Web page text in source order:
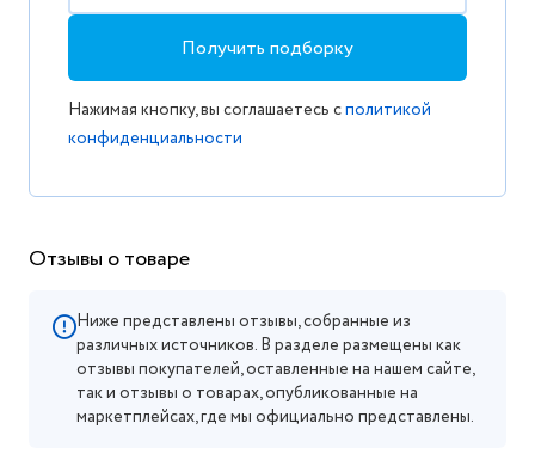
Получить подборку
Нажимая кнопку, вы соглашаетесь сполитикой
конфиденциальности
Отзывы о товаре
Ниже представлены отзывы, собранные из
различных источников. В разделе размещены как
отзывы покупателей, оставленные на нашем сайте,
так и отзывы о товарах, опубликованные на
маркетплейсах, где мы официально представлены.